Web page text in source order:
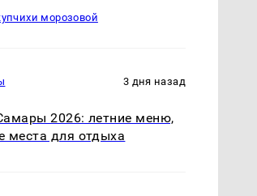
морозовой
3 дня назад
2026: летние меню,
места для отдыха